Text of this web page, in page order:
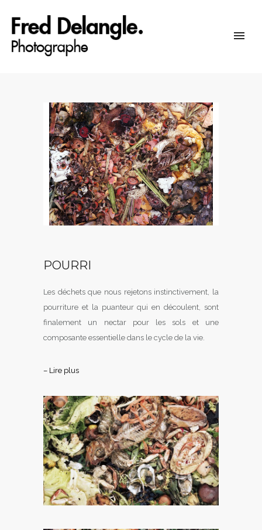
POURRI
Les déchets que nous rejetons instinctivement, la
pourriture et la puanteur qui en découlent, sont
finalement un nectar pour les sols et une
composante essentielle dans le cycle de la vie.
– Lire plus